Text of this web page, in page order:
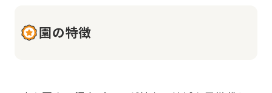
園の特徴